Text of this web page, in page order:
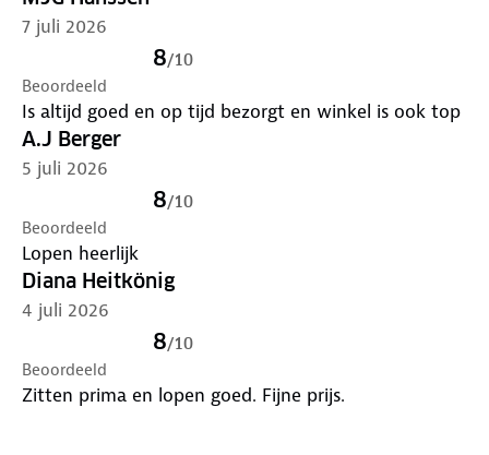
7 juli 2026
8/10
Beoordeeld
Is altijd goed en op tijd bezorgt en winkel is ook top
A.J Berger
5 juli 2026
8/10
Beoordeeld
Lopen heerlijk
Diana Heitkönig
4 juli 2026
8/10
Beoordeeld
Zitten prima en lopen goed. Fijne prijs.